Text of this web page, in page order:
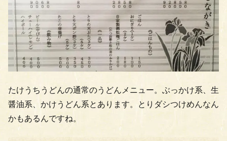
たけうちうどんの通常のうどんメニュー。ぶっかけ系、生
醤油系、かけうどん系とあります。とりダシつけめんなん
かもあるんですね。